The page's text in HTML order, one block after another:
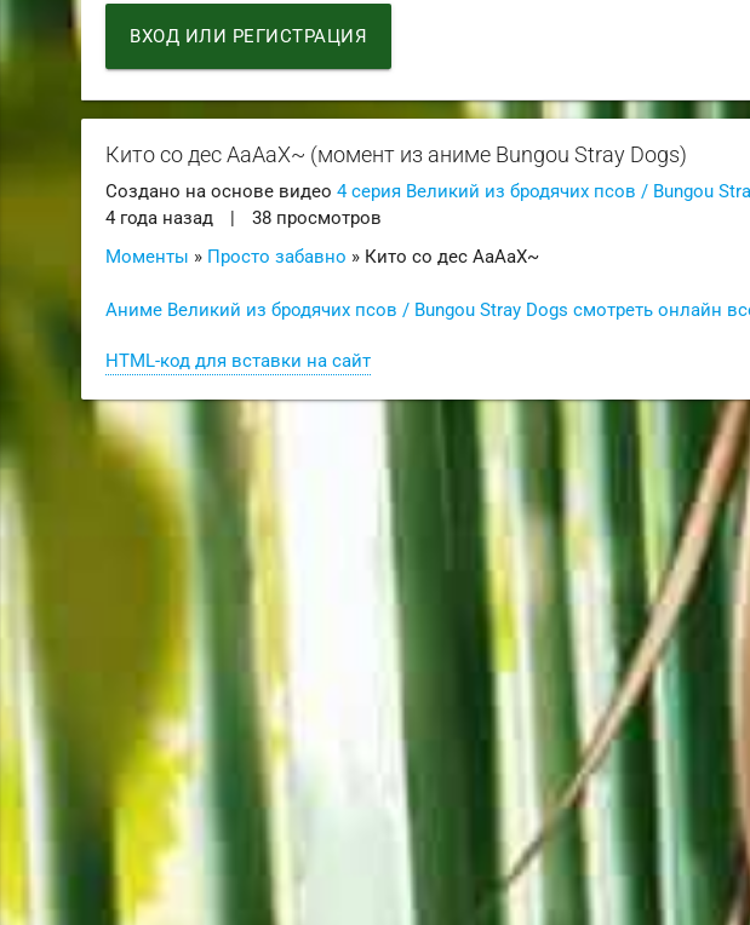
ВХОД ИЛИ РЕГИСТРАЦИЯ
Кито со дес АаАаХ~ (момент из аниме Bungou Stray Dogs)
Создано на основе видео4 серия Великий из бродячих псов / Bungou
4 года назад
|
38 просмотров
Моменты » Просто забавно » Кито со дес АаАаХ~
Аниме Великий из бродячих псов / Bungou Stray Dogs смотреть онлайн
HTML-код для вставки на сайт